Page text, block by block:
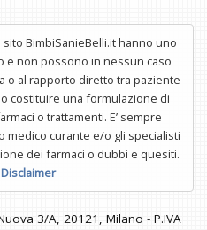
BimbiSanieBelli.it hanno uno
e non possono in nessun caso
o al rapporto diretto tra paziente
costituire una formulazione di
o trattamenti. E’ sempre
curante e/o gli specialisti
dei farmaci o dubbi e quesiti.
3/A, 20121, Milano - P.IVA